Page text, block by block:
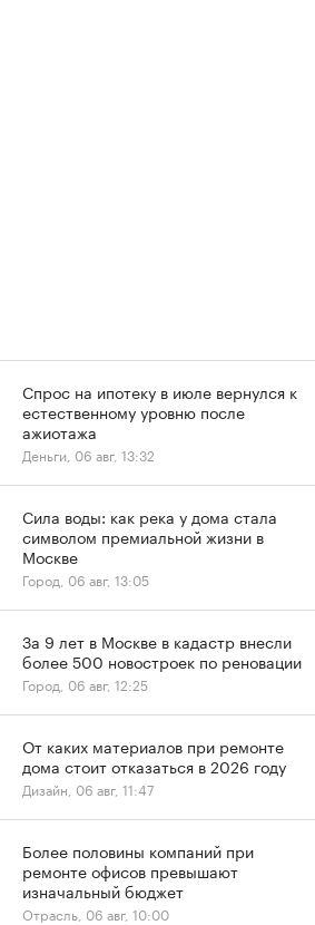
Спрос на ипотеку в июле вернулся к
естественному уровню после
ажиотажа
Деньги, 06 авг, 13:32
Сила воды: как река у дома стала
символом премиальной жизни в
Москве
Город, 06 авг, 13:05
За 9 лет в Москве в кадастр внесли
более 500 новостроек по реновации
Город, 06 авг, 12:25
От каких материалов при ремонте
дома стоит отказаться в 2026 году
Дизайн, 06 авг, 11:47
Более половины компаний при
ремонте офисов превышают
изначальный бюджет
Отрасль, 06 авг, 10:00